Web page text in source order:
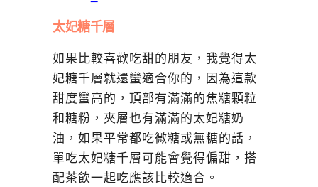
太妃糖千層
如果比較喜歡吃甜的朋友，我覺得太
妃糖千層就還蠻適合你的，因為這款
甜度蠻高的，頂部有滿滿的焦糖顆粒
和糖粉，夾層也有滿滿的太妃糖奶
油，如果平常都吃微糖或無糖的話，
單吃太妃糖千層可能會覺得偏甜，搭
配茶飲一起吃應該比較適合。